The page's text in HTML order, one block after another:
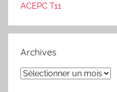
ACEPC T11
Archives
Archives